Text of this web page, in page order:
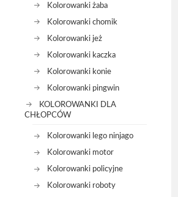
Kolorowanki żaba
Kolorowanki chomik
Kolorowanki jeż
Kolorowanki kaczka
Kolorowanki konie
Kolorowanki pingwin
KOLOROWANKI DLA
CHŁOPCÓW
Kolorowanki lego ninjago
Kolorowanki motor
Kolorowanki policyjne
Kolorowanki roboty